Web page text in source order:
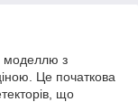
моделлю з
Це початкова
що